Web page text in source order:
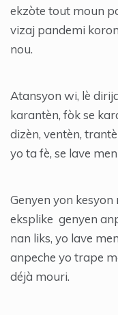
ekzòte tout moun
vizaj pandemi
nou.
Atansyon wi, lè
karantèn, fòk se
dizèn, ventèn,
yo ta fè, se lave
Genyen yon
eksplike genyen
nan liks, yo lave
anpeche yo trape
déjà mouri.